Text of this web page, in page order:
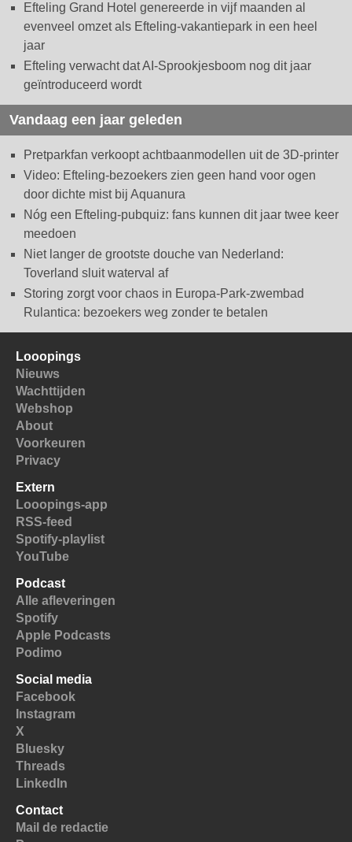
Efteling Grand Hotel genereerde in vijf maanden al
evenveel omzet als Efteling-vakantiepark in een heel
jaar
Efteling verwacht dat AI-Sprookjesboom nog dit jaar
geïntroduceerd wordt
Vandaag een jaar geleden
Pretparkfan verkoopt achtbaanmodellen uit de 3D-printer
Video: Efteling-bezoekers zien geen hand voor ogen
door dichte mist bij Aquanura
Nóg een Efteling-pubquiz: fans kunnen dit jaar twee keer
meedoen
Niet langer de grootste douche van Nederland:
Toverland sluit waterval af
Storing zorgt voor chaos in Europa-Park-zwembad
Rulantica: bezoekers weg zonder te betalen
Looopings
Nieuws
Wachttijden
Webshop
About
Voorkeuren
Privacy
Extern
Looopings-app
RSS-feed
Spotify-playlist
YouTube
Podcast
Alle afleveringen
Spotify
Apple Podcasts
Podimo
Social media
Facebook
Instagram
X
Bluesky
Threads
LinkedIn
Contact
Mail de redactie